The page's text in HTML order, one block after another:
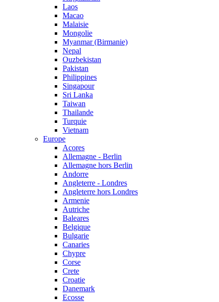
Laos
Macao
Malaisie
Mongolie
Myanmar (Birmanie)
Nepal
Ouzbekistan
Pakistan
Philippines
Singapour
Sri Lanka
Taiwan
Thailande
Turquie
Vietnam
Europe
Acores
Allemagne - Berlin
Allemagne hors Berlin
Andorre
Angleterre - Londres
Angleterre hors Londres
Armenie
Autriche
Baleares
Belgique
Bulgarie
Canaries
Chypre
Corse
Crete
Croatie
Danemark
Ecosse